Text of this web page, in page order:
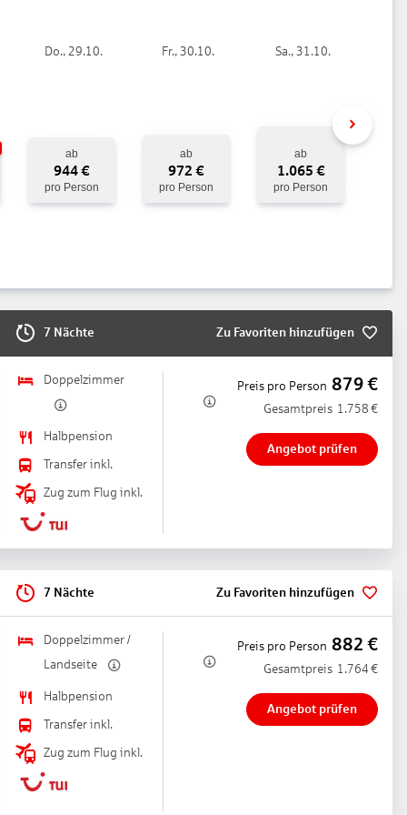
ohne Gebühr, an der Rezeption/in der Lobby: ohne Gebühr,
Meeresfrüchte, Grillgerichte, glutenfreie Gerichte, lactosefreie
Meeresfrüchte, Grillgerichte, à la carte, täglich 12:30 Uhr - 15:00
Fisch/Meeresfrüchte, Grillgerichte, Diätküche, glutenfreie
klimatisierbar, angemessene Kleidung erwünscht
Do., 29.10.
ab
944€
pro Person
Fr., 30.10.
ab
972 €
pro Person
Sa., 31.10.
ab
1.065 €
pro Person
7 Nächte Zu Favoriten hinzufügen
Doppelzimmer
Halbpension
Transfer inkl.
Zug zum Flug inkl.
Preis pro Person 879€
Gesamtpreis 1.758 €
Angebot prüfen
7 Nächte Zu Favoriten hinzufügen
Doppelzimmer /
Landseite
Halbpension
Transfer inkl.
Zug zum Flug inkl.
Preis pro Person 882 €
Gesamtpreis 1.764 €
Angebot prüfen